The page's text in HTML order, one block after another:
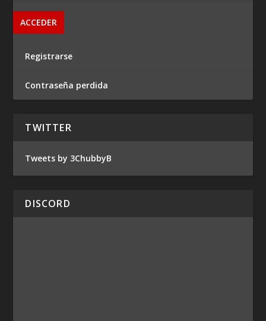
Registrarse
Contraseña perdida
TWITTER
Tweets by 3ChubbyB
DISCORD